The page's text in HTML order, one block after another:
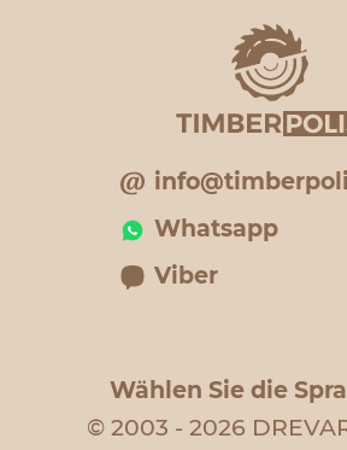
Whatsapp
Viber
Wählen Sie die
© 2003 - 2026